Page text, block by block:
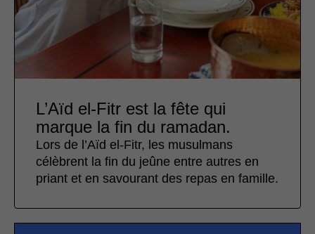
L’Aïd el-Fitr est la fête qui
marque la fin du ramadan.
Lors de l’Aïd el-Fitr, les musulmans
célèbrent la fin du jeûne entre autres en
priant et en savourant des repas en famille.